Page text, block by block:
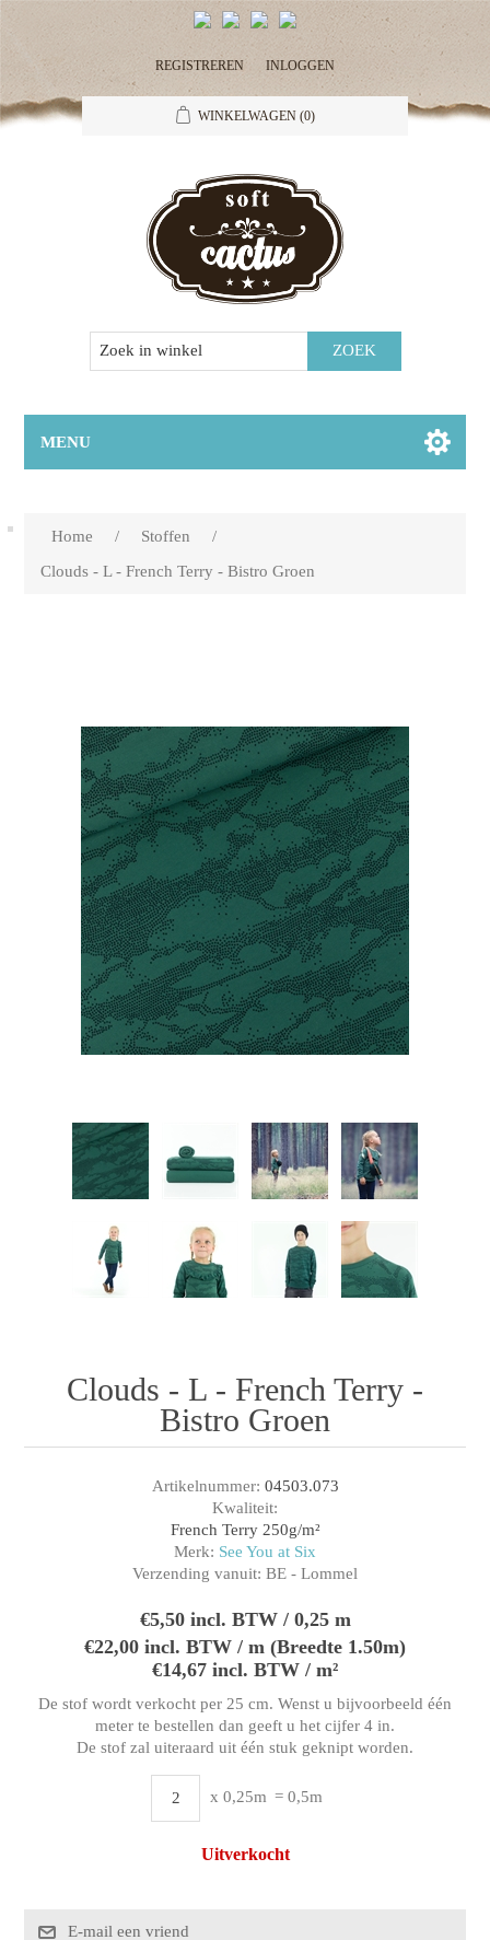
REGISTREREN INLOGGEN
WINKELWAGEN (0)
MENU
Home / Stoffen
/
Clouds - L - French Terry - Bistro Groen
Clouds - L - French Terry -
Bistro Groen
Artikelnummer: 04503.073
Kwaliteit:
French Terry 250g/m²
Merk: See You at Six
Verzending vanuit: BE - Lommel
€5,50 incl. BTW / 0,25 m
€22,00 incl. BTW / m (Breedte 1.50m)
€14,67 incl. BTW / m²
De stof wordt verkocht per 25 cm. Wenst u bijvoorbeeld één
meter te bestellen dan geeft u het cijfer 4 in.
De stof zal uiteraard uit één stuk geknipt worden.
x 0,25m = 0,5m
Uitverkocht